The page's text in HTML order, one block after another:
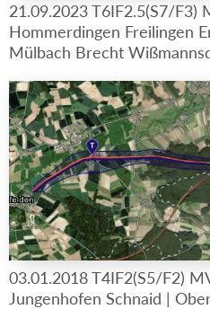
21.09.2023 T6IF2.5(S7/F3)
Hommerdingen Freilingen
Mülbach Brecht
03.01.2018 T4IF2(S5/F2)
Jungenhofen Schnaid |